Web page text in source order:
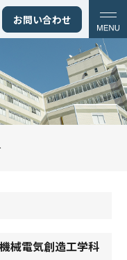
お問い合わせ
機械電気創造工学科